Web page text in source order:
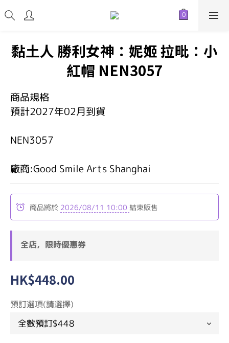
黏土人 勝利女神：妮姬 拉毗：小
紅帽 NEN3057
商品規格
預計2027年02月到貨
NEN3057
廠商:Good Smile Arts Shanghai
商品將於 2026/08/11 10:00 結束販售
全店，限時優惠券
HK$448.00
預訂選項(請選擇)